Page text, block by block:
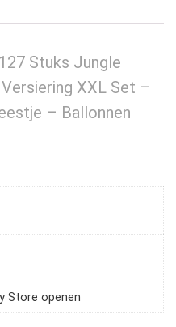
Stuks Jungle
XXL Set –
– Ballonnen
Store openen